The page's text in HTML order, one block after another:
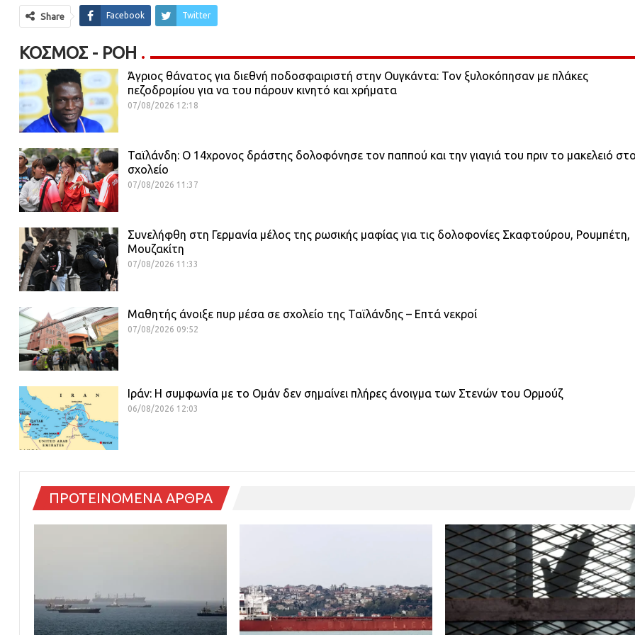
Share Facebook Twitter
ΚΌΣΜΟΣ - ΡΟΗ
Άγριος θάνατος για διεθνή ποδοσφαιριστή στην Ουγκάντα: Τον ξυλοκόπησαν με πλάκες
πεζοδρομίου για να του πάρουν κινητό και χρήματα
07/08/2026 12:18
Ταϊλάνδη: Ο 14χρονος δράστης δολοφόνησε τον παππού και την γιαγιά του πριν το μακελειό
σχολείο
07/08/2026 11:37
Συνελήφθη στη Γερμανία μέλος της ρωσικής μαφίας για τις δολοφονίες Σκαφτούρου, Ρουμπέτη,
Μουζακίτη
07/08/2026 11:33
Μαθητής άνοιξε πυρ μέσα σε σχολείο της Ταϊλάνδης – Επτά νεκροί
07/08/2026 09:52
Ιράν: Η συμφωνία με το Ομάν δεν σημαίνει πλήρες άνοιγμα των Στενών του Ορμούζ
06/08/2026 12:03
ΠΡΟΤΕΙΝΟΜΕΝΑ ΑΡΘΡΑ